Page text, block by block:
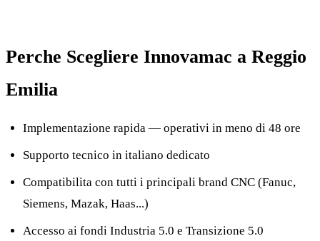
Perche Scegliere Innovamac a Reggio
Emilia
Implementazione rapida — operativi in meno di 48 ore
Supporto tecnico in italiano dedicato
Compatibilita con tutti i principali brand CNC (Fanuc,
Siemens, Mazak, Haas...)
Accesso ai fondi Industria 5.0 e Transizione 5.0